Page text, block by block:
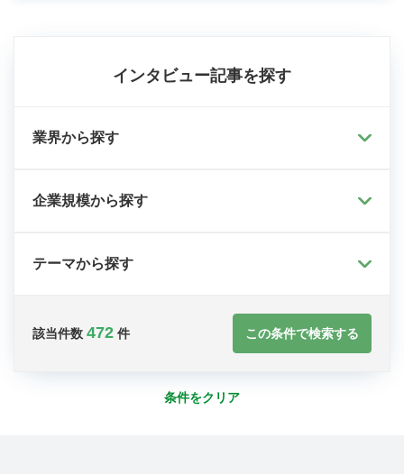
インタビュー記事を探す
業界から探す
企業規模から探す
テーマから探す
該当件数 472 件 この条件で検索する
条件をクリア